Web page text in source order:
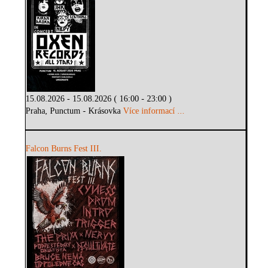
15.08.2026 - 15.08.2026 ( 16:00 - 23:00 )
Praha, Punctum - KrásovkaVíce informací ...
Falcon Burns Fest III.